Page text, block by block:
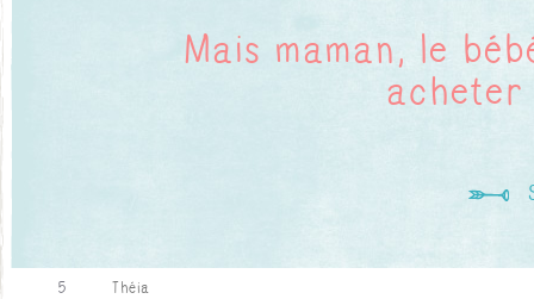
Mais maman, le
acheter
5 Théia